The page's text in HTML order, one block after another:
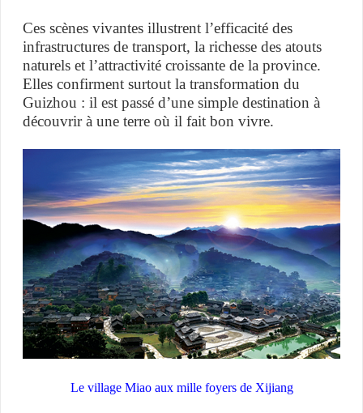
Ces scènes vivantes illustrent l’efficacité des
infrastructures de transport, la richesse des atouts
naturels et l’attractivité croissante de la province.
Elles confirment surtout la transformation du
Guizhou : il est passé d’une simple destination à
découvrir à une terre où il fait bon vivre.
Le village Miao aux mille foyers de Xijiang